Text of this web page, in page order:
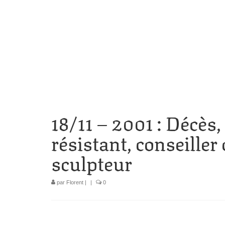
18/11 – 2001 :
résistant, conseiller
sculpteur
par Florent | | 0